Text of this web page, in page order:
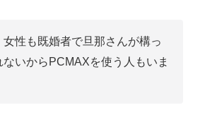
女性も既婚者で旦那さんが構っ
ないからPCMAXを使う人もいま